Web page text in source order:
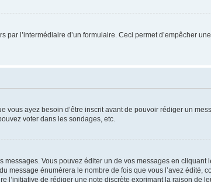
l’intermédiaire d’un formulaire. Ceci permet d’empêcher
ayez besoin d’être inscrit avant de pouvoir rédiger un
voter dans les sondages, etc.
Vous pouvez éditer un de vos messages en cliquant
énumèrera le nombre de fois que vous l’avez édité,
l’initiative de rédiger une note discrète exprimant la raison de